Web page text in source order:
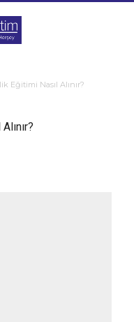
Eğitimi Nasıl Alınır?